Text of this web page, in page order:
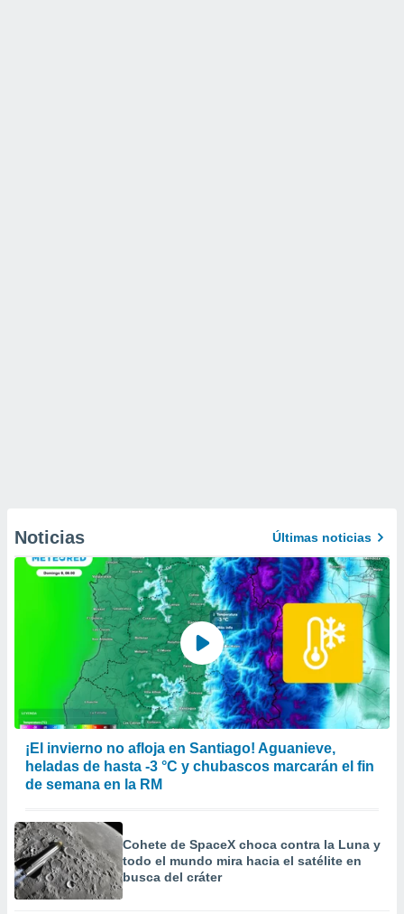
Noticias Últimas noticias
¡El invierno no afloja en Santiago! Aguanieve,
heladas de hasta -3 °C y chubascos marcarán el fin
de semana en la RM
Cohete de SpaceX choca contra la Luna y
todo el mundo mira hacia el satélite en
busca del cráter